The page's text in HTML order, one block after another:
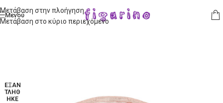
Μετάβαση στην πλοήγηση
Μετάβαση στο κύριο περιεχόμενο
Μενού
ΕΞΑΝ
ΤΛΉΘ
ΗΚΕ